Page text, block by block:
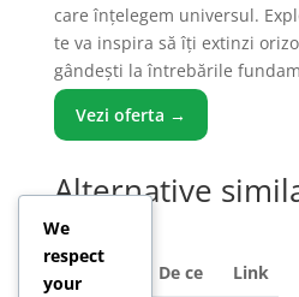
care înțelegem universul.
te va inspira să îți extinzi
gândești la întrebările
Vezi oferta →
Alternative
calcul
Produs De ce Link
We
respect
your